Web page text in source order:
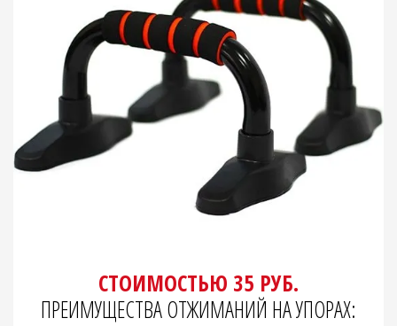
СТОИМОСТЬЮ 35 РУБ.
ПРЕИМУЩЕСТВА ОТЖИМАНИЙ НА УПОРАХ: